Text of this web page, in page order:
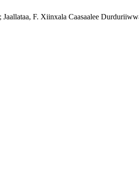
Jaallataa, F. Xiinxala Caasaalee